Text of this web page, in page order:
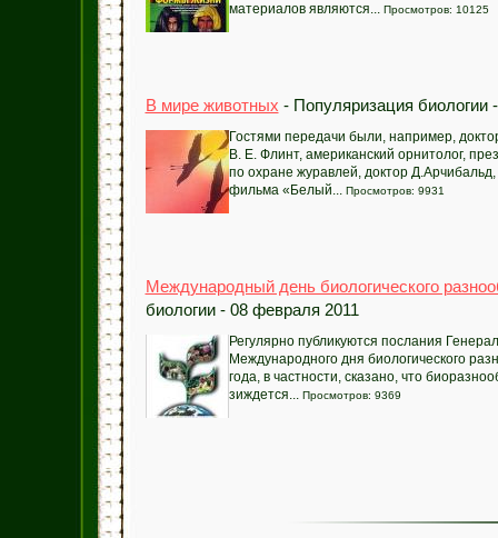
материалов являются... Просмотров: 10125
В мире животных - Популяризация биологии
Гостями передачи были, например,
В. Е. Флинт, американский орнитолог,
по охране журавлей, доктор
фильма «Белый... Просмотров: 9931
Международный день биологического
биологии - 08 февраля 2011
Регулярно публикуются послания
Международного дня биологического
года, в частности, сказано, что
зиждется... Просмотров: 9369